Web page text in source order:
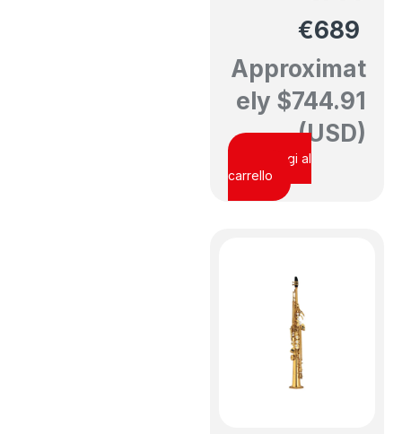
€689
Approximat
ely $744.91
(USD)
Aggiungi al
carrello